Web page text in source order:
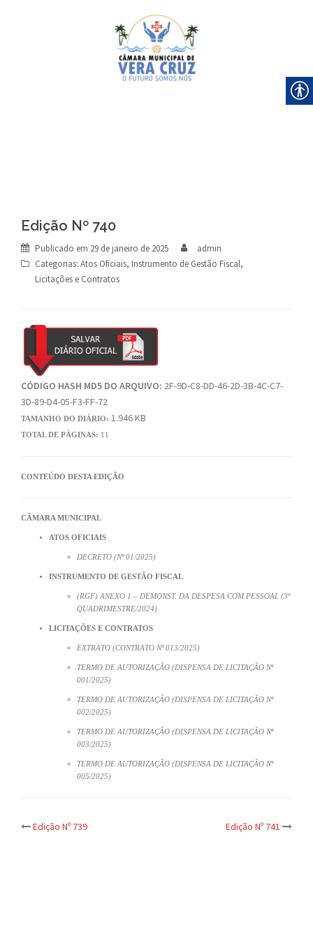
Edição Nº 740
Publicado em 29 de janeiro de 2025
admin
Categorias: Atos Oficiais, Instrumento de Gestão Fiscal,
Licitações e Contratos
CÓDIGO HASH MD5 DO ARQUIVO: 2F-9D-C8-DD-46-2D-3B-4C-C7-
3D-89-D4-05-F3-FF-72
TAMANHO DO DIÁRIO: 1.946 KB
TOTAL DE PÁGINAS: 11
CONTEÚDO DESTA EDIÇÃO
CÂMARA MUNICIPAL
ATOS OFICIAIS
DECRETO (Nº 01/2025)
INSTRUMENTO DE GESTÃO FISCAL
(RGF) ANEXO 1 – DEMONST. DA DESPESA COM PESSOAL (3º
QUADRIMESTRE/2024)
LICITAÇÕES E CONTRATOS
EXTRATO (CONTRATO Nº 013/2025)
TERMO DE AUTORIZAÇÃO (DISPENSA DE LICITAÇÃO Nº
001/2025)
TERMO DE AUTORIZAÇÃO (DISPENSA DE LICITAÇÃO Nº
002/2025)
TERMO DE AUTORIZAÇÃO (DISPENSA DE LICITAÇÃO Nº
003/2025)
TERMO DE AUTORIZAÇÃO (DISPENSA DE LICITAÇÃO Nº
005/2025)
Post
Edição Nº 739 Edição Nº 741